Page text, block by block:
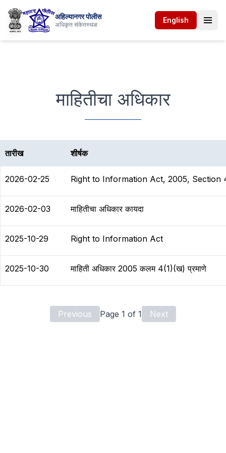
अहिल्यानगर पोलीस
अधिकृत संकेतस्थळ
English
माहितीचा अधिकार
तारीख शीर्षक
2026-02-25 Right to Information Act, 2005, Section
2026-02-03 माहितीचा अधिकार कायदा
2025-10-29 Right to Information Act
2025-10-30 माहिती अधिकार 2005 कलम 4(1)(ख) प्रमाणे
Previous Page 1 of 1 Next